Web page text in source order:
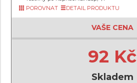
POROVNAT
DETAIL PRODUKTU
VAŠE CENA
92 Kč
Skladem